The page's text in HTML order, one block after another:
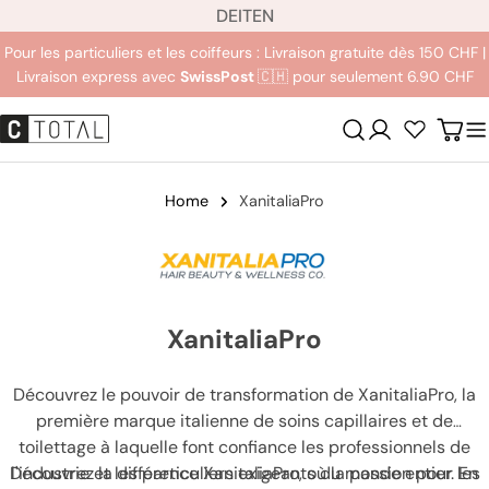
contenu
a
n
g
u
e
DE EN
IT
Pour les particuliers et les coiffeurs : Livraison gratuite dès 150 CHF |
Livraison express avec SwissPost🇨🇭 pour seulement 6.90 CHF
Se
connecter
Home XanitaliaPro
XanitaliaPro
Découvrez le pouvoir de transformation de XanitaliaPro, la
première marque italienne de soins capillaires et de
toilettage à laquelle font confiance les professionnels de
l'industrie et les particuliers exigeants du monde entier. En
Découvrez la différence XanitaliaPro, où la passion pour les